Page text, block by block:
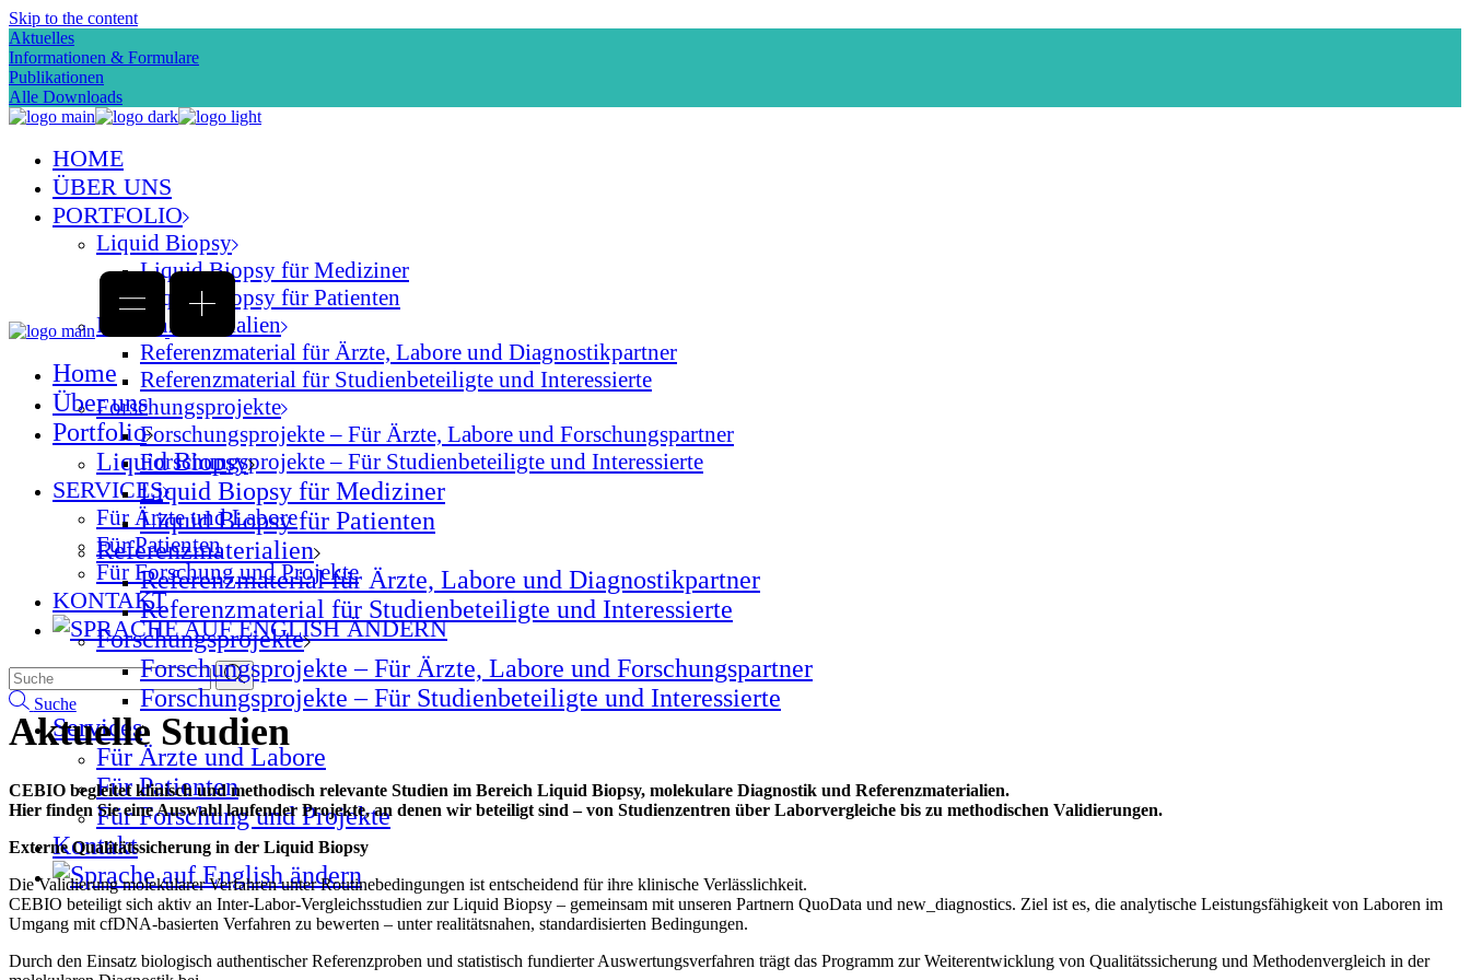
Skip to the content
Aktuelles
Informationen & Formulare
Publikationen
Alle Downloads
HOME
ÜBER UNS
PORTFOLIO
Liquid Biopsy
Liquid Biopsy für Mediziner
Liquid Biopsy für Patienten
Referenzmaterialien
Referenzmaterial für Ärzte, Labore und Diagnostikpartner
Referenzmaterial für Studienbeteiligte und Interessierte
Forschungsprojekte
Forschungsprojekte – Für Ärzte, Labore und Forschungspartner
Forschungsprojekte – Für Studienbeteiligte und Interessierte
SERVICES
Für Ärzte und Labore
Für Patienten
Für Forschung und Projekte
KONTAKT
Suche
Home
Über uns
Portfolio
Liquid Biopsy
Liquid Biopsy für Mediziner
Liquid Biopsy für Patienten
Referenzmaterialien
Referenzmaterial für Ärzte, Labore und Diagnostikpartner
Referenzmaterial für Studienbeteiligte und Interessierte
Forschungsprojekte
Forschungsprojekte – Für Ärzte, Labore und Forschungspartner
Forschungsprojekte – Für Studienbeteiligte und Interessierte
Services
Für Ärzte und Labore
Für Patienten
Für Forschung und Projekte
Kontakt
Aktuelle Studien
CEBIO begleitet klinisch und methodisch relevante Studien im Bereich Liquid Biopsy, molekulare Diagnostik und Referenzmaterialien.
Hier finden Sie eine Auswahl laufender Projekte, an denen wir beteiligt sind – von Studienzentren über Laborvergleiche bis zu methodischen Validierungen.
Externe Qualitätssicherung in der Liquid Biopsy
Die Validierung molekularer Verfahren unter Routinebedingungen ist entscheidend für ihre klinische Verlässlichkeit.
CEBIO beteiligt sich aktiv an Inter-Labor-Vergleichsstudien zur Liquid Biopsy – gemeinsam mit unseren Partnern QuoData und new_diagnostics. Ziel ist es, die analytische Leistungsfähigkeit von Laboren im
Umgang mit cfDNA-basierten Verfahren zu bewerten – unter realitätsnahen, standardisierten Bedingungen.
Durch den Einsatz biologisch authentischer Referenzproben und statistisch fundierter Auswertungsverfahren trägt das Programm zur Weiterentwicklung von Qualitätssicherung und Methodenvergleich in der